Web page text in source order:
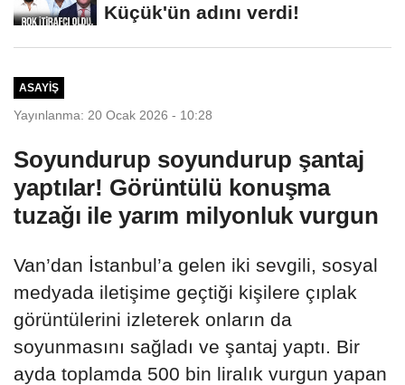
Küçük'ün adını verdi!
ASAYIŞ
Yayınlanma: 20 Ocak 2026 - 10:28
Soyundurup soyundurup şantaj
yaptılar! Görüntülü konuşma
tuzağı ile yarım milyonluk vurgun
Van’dan İstanbul’a gelen iki sevgili, sosyal
medyada iletişime geçtiği kişilere çıplak
görüntülerini izleterek onların da
soyunmasını sağladı ve şantaj yaptı. Bir
ayda toplamda 500 bin liralık vurgun yapan